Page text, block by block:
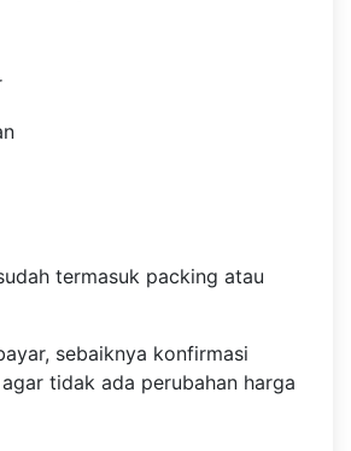
termasuk packing atau
sebaiknya konfirmasi
tidak ada perubahan harga